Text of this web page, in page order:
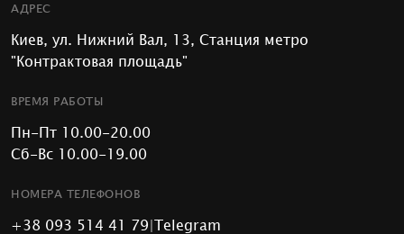
АДРЕС
Киев, ул. Нижний Вал, 13, Станция метро
"Контрактовая площадь"
ВРЕМЯ РАБОТЫ
Пн-Пт 10.00-20.00
Сб-Вс 10.00-19.00
НОМЕРА ТЕЛЕФОНОВ
+38 093 514 41 79|Telegram